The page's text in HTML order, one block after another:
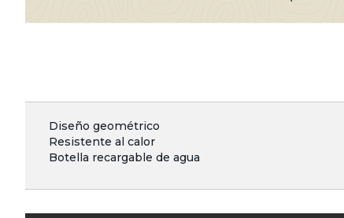
Diseño geométrico
Resistente al calor
Botella recargable de agua